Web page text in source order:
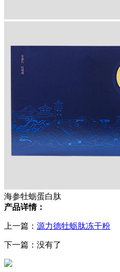
海参牡蛎蛋白肽
产品详情：
上一篇： 源力德牡蛎肽冻干粉
下一篇：没有了